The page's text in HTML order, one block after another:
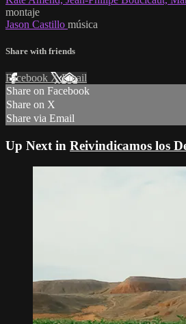
montaje
Jason Castillo música
Share with friends
Facebook XEmail
Share on Facebook
Share on X
Share via Email
Up Next in Reivindicamos los